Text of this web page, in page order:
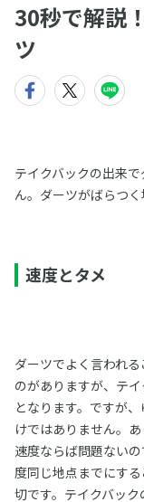
30秒で解説
ツ
テイクバックの出来
ん。ダーツがばらつ
速度とタメ
ダーツでよく言われ
のがありますが、テ
となります。ですが
けではありません。
速度ならば問題ない
度同じ地点までにす
切です。テイクバッ